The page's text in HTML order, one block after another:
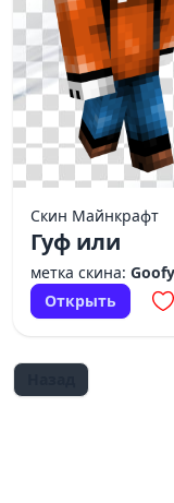
Скин Майнкрафт
Гуф или
метка скина: Goofy
Открыть